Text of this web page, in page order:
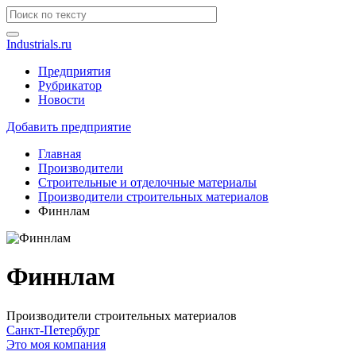
Industrials.ru
Предприятия
Рубрикатор
Новости
Добавить предприятие
Главная
Производители
Строительные и отделочные материалы
Производители строительных материалов
Финнлам
Финнлам
Производители строительных материалов
Санкт-Петербург
Это моя компания